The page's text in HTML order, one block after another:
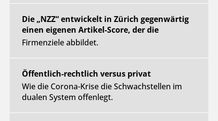
Die „NZZ“ entwickelt in Zürich gegenwärtig
einen eigenen Artikel-Score, der die
Firmenziele abbildet.
Öffentlich-rechtlich versus privat
Wie die Corona-Krise die Schwachstellen im
dualen System offenlegt.